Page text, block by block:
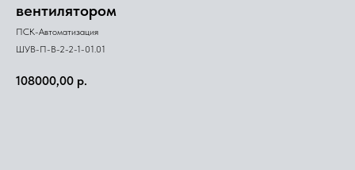
вентилятором
ПСК-Автоматизация
ШУВ-П-В-2-2-1-01.01
108000,00 р.